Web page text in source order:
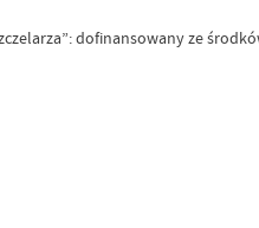
dofinansowany ze